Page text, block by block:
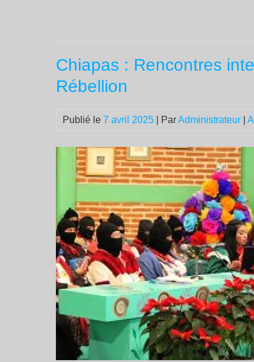
Chiapas : Rencontres
Rébellion
Publié le 7 avril 2025 | ParAdministrateur